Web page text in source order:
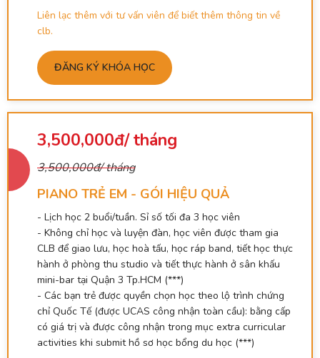
Liên lạc thêm với tư vấn viên để biết thêm thông tin về
clb.
ĐĂNG KÝ KHÓA HỌC
3,500,000đ/ tháng
3,500,000đ/ tháng
PIANO TRẺ EM - GÓI HIỆU QUẢ
- Lịch học 2 buổi/tuần. Sỉ số tối đa 3 học viên
- Không chỉ học và luyện đàn, học viên được tham gia
CLB để giao lưu, học hoà tấu, học ráp band, tiết học thực
hành ở phòng thu studio và tiết thực hành ở sân khấu
mini-bar tại Quận 3 Tp.HCM (***)
- Các bạn trẻ được quyền chọn học theo lộ trình chứng
chỉ Quốc Tế (được UCAS công nhận toàn cầu): bằng cấp
có giá trị và được công nhận trong mục extra curricular
activities khi submit hồ sơ học bổng du học (***)